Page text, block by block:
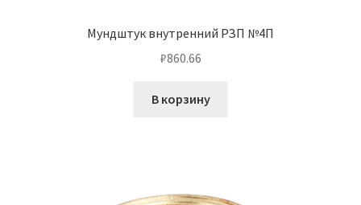
Мундштук внутренний РЗП №4П
₽860.66
В корзину